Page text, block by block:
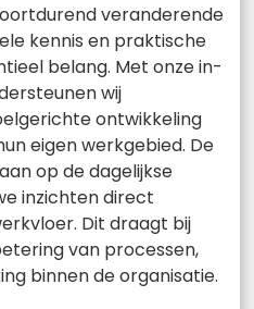
veranderende
kennis en praktische
belang. Met onze in-
wij
ontwikkeling
eigen werkgebied. De
op de dagelijkse
inzichten direct
Dit draagt bij
van processen,
binnen de organisatie.